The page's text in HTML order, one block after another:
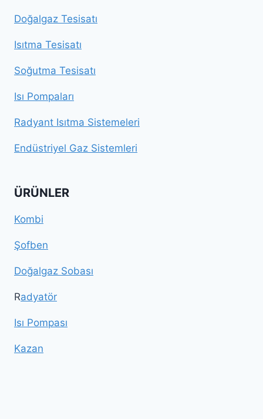
Doğalgaz Tesisatı
Isıtma Tesisatı
Soğutma Tesisatı
Isı Pompaları
Radyant Isıtma Sistemeleri
Endüstriyel Gaz Sistemleri
ÜRÜNLER
Kombi
Şofben
Doğalgaz Sobası
Radyatör
Isı Pompası
Kazan